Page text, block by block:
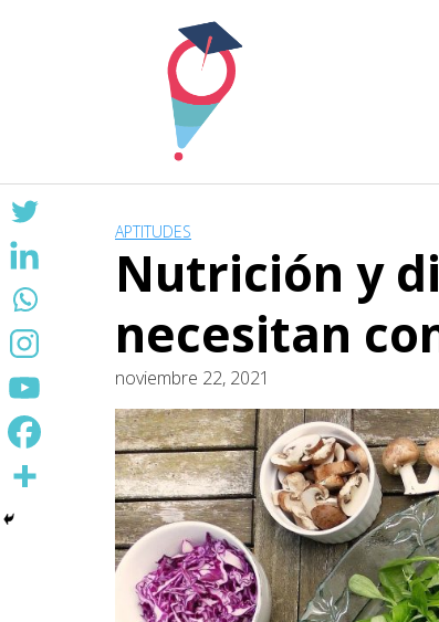
APTITUDES
Nutrición y
necesitan
noviembre 22, 2021